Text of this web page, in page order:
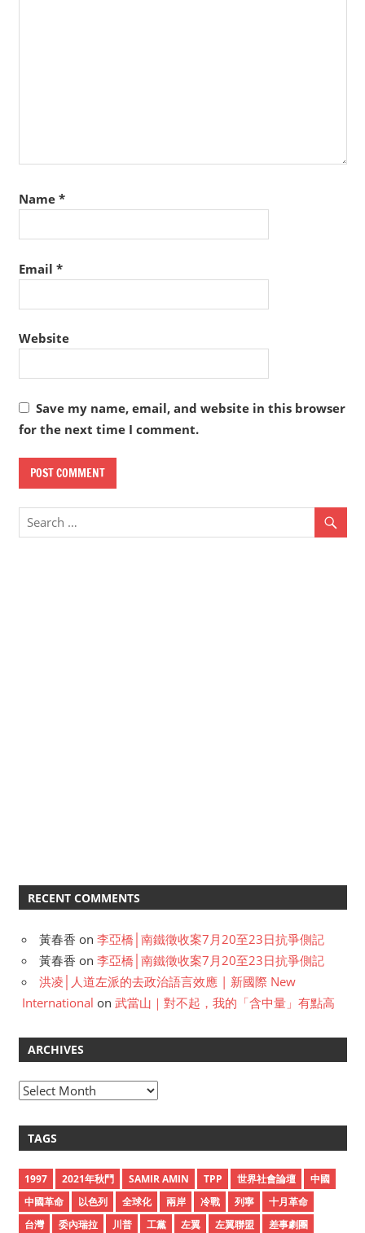
Name *
Email *
Website
Save my name, email, and website in this browser
for the next time I comment.
RECENT COMMENTS
黃春香 on 李亞橋│南鐵徵收案7月20至23日抗爭側記
黃春香 on 李亞橋│南鐵徵收案7月20至23日抗爭側記
洪凌│人道左派的去政治語言效應 | 新國際 New
International on 武當山｜對不起，我的「含中量」有點高
ARCHIVES
A
h
v
e
TAGS
1997 2021年秋鬥 SAMIR AMIN TPP 世界社會論壇
中國
中國革命
以色列 全球化 兩岸 冷戰 列寧
十月革命
台灣
委內瑞拉 川普 工黨 左翼 左翼聯盟
差事劇團